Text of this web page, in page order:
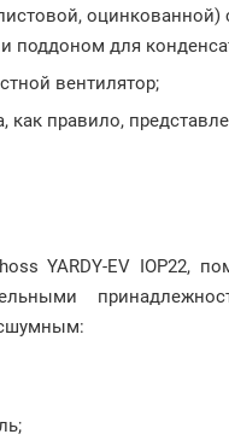
поддоном для
вентилятор;
правило,
YARDY-EV IOP22,